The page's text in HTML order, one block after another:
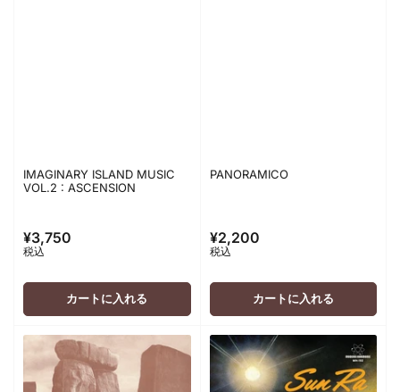
IMAGINARY ISLAND MUSIC
VOL.2 : ASCENSION
通
常
価
¥3,750
税込
カートに入れる
PANORAMICO
通
常
価
¥2,200
税込
カートに入れる